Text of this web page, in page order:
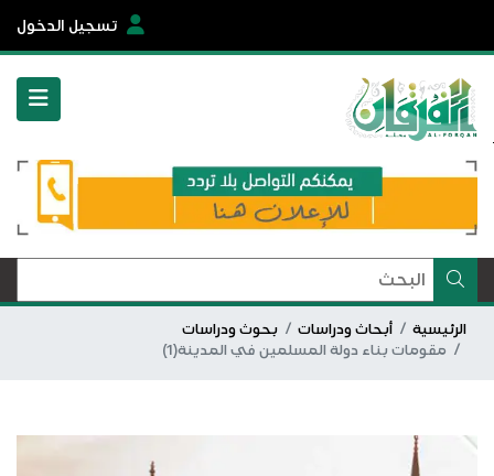
تسجيل الدخول
الرئيسية أبحاث ودراسات
بحوث ودراسات
مقومات بناء دولة المسلمين في المدينة(1)